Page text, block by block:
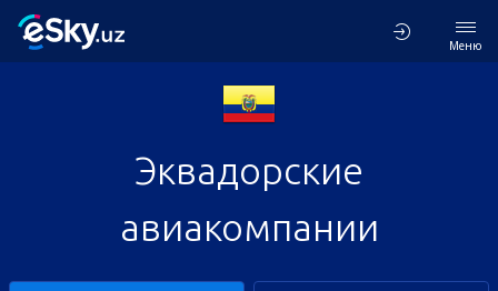
Меню
Эквадорские
авиакомпании